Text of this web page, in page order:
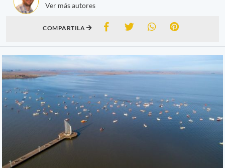
Ver más autores
COMPARTILA